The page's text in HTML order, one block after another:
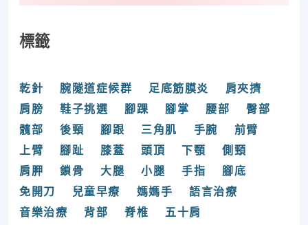
標籤
乾針 腕隧道症候群 足底筋膜炎
肩夾擠
肩膀
鞋子挑選 腳踝 腳掌 腰部
臀部
髖部
後頸 腳跟 三角肌 手腕
前臂
上臂
腳趾 膝蓋 頭頂 下顎
側頸
肩胛
鎖骨 大腿 小腿 手指
腳底
免開刀
兒童早療 媽媽手
語言治療
音樂治療
背部 脊椎 五十肩